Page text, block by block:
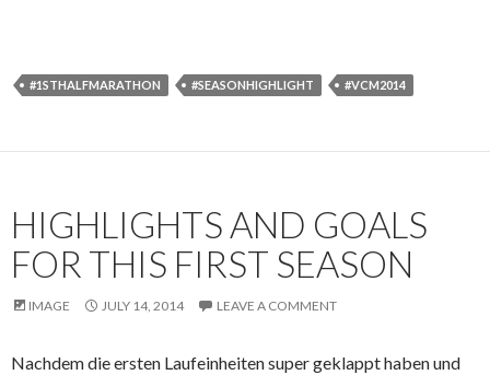
#1STHALFMARATHON #SEASONHIGHLIGHT #VCM2014
HIGHLIGHTS AND GOALS
FOR THIS FIRST SEASON
IMAGE JULY 14, 2014 LEAVE A COMMENT
Nachdem die ersten Laufeinheiten super geklappt haben und